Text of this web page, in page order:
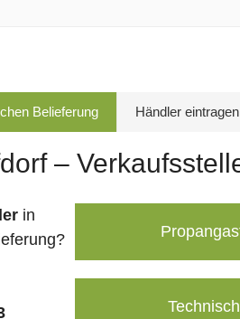
Belieferung Händler eintragen
–
in